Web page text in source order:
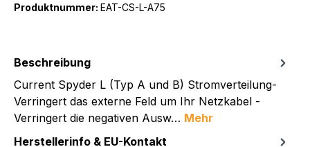
Produktnummer: EAT-CS-L-A75
Beschreibung
Current Spyder L (Typ A und B) Stromverteilung-
Verringert das externe Feld um Ihr Netzkabel -
Verringert die negativen Ausw… Mehr
Herstellerinfo & EU-Kontakt